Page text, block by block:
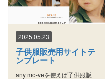
子供服販売用サイトテ
ンプレート
2025.05.23
any mo-veを使えば子供服販